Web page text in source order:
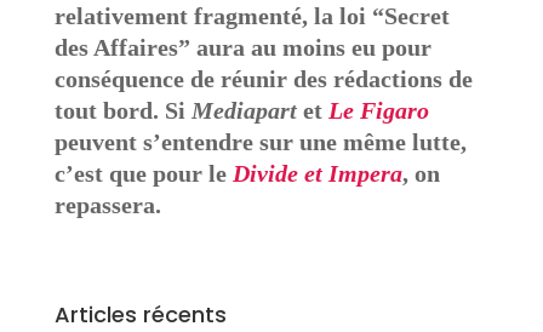
relativement fragmenté, la loi “Secret
des Affaires” aura au moins eu pour
conséquence de réunir des rédactions de
tout bord. Si Mediapartet Le Figaro
peuvent s’entendre sur une même lutte,
c’est que pour le Divide et Impera, on
repassera.
Articles récents